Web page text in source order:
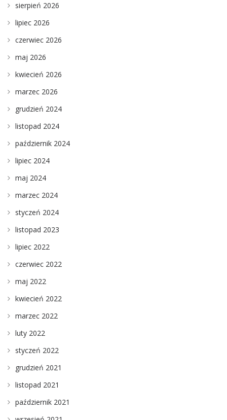
sierpień 2026
lipiec 2026
czerwiec 2026
maj 2026
kwiecień 2026
marzec 2026
grudzień 2024
listopad 2024
październik 2024
lipiec 2024
maj 2024
marzec 2024
styczeń 2024
listopad 2023
lipiec 2022
czerwiec 2022
maj 2022
kwiecień 2022
marzec 2022
luty 2022
styczeń 2022
grudzień 2021
listopad 2021
październik 2021